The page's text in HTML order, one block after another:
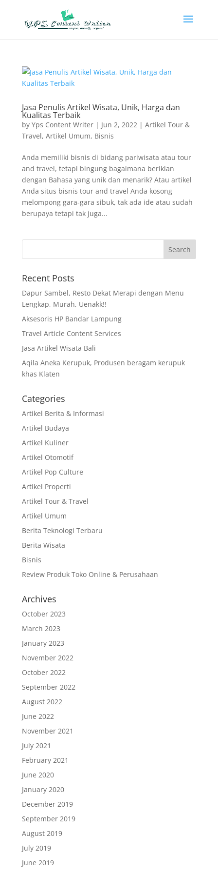
Jasa Penulis Artikel Wisata, Unik, Harga dan
Kualitas Terbaik
by Yps Content Writer| Jun 2, 2022| Artikel Tour &
Travel, Artikel Umum, Bisnis
Anda memiliki bisnis di bidang pariwisata atau tour
and travel, tetapi bingung bagaimana beriklan
dengan Bahasa yang unik dan menarik? Atau artikel
Anda situs bisnis tour and travel Anda kosong
melompong gara-gara sibuk, tak ada ide atau sudah
berupaya tetapi tak juga...
Recent Posts
Dapur Sambel, Resto Dekat Merapi dengan Menu
Lengkap, Murah, Uenakk!!
Aksesoris HP Bandar Lampung
Travel Article Content Services
Jasa Artikel Wisata Bali
Aqila Aneka Kerupuk, Produsen beragam kerupuk
khas Klaten
Categories
Artikel Berita & Informasi
Artikel Budaya
Artikel Kuliner
Artikel Otomotif
Artikel Pop Culture
Artikel Properti
Artikel Tour & Travel
Artikel Umum
Berita Teknologi Terbaru
Berita Wisata
Bisnis
Review Produk Toko Online & Perusahaan
Archives
October 2023
March 2023
January 2023
November 2022
October 2022
September 2022
August 2022
June 2022
November 2021
July 2021
February 2021
June 2020
January 2020
December 2019
September 2019
August 2019
July 2019
June 2019